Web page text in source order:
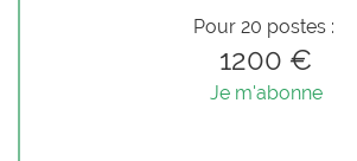
Pour 20 postes :
1200 €
Je m'abonne